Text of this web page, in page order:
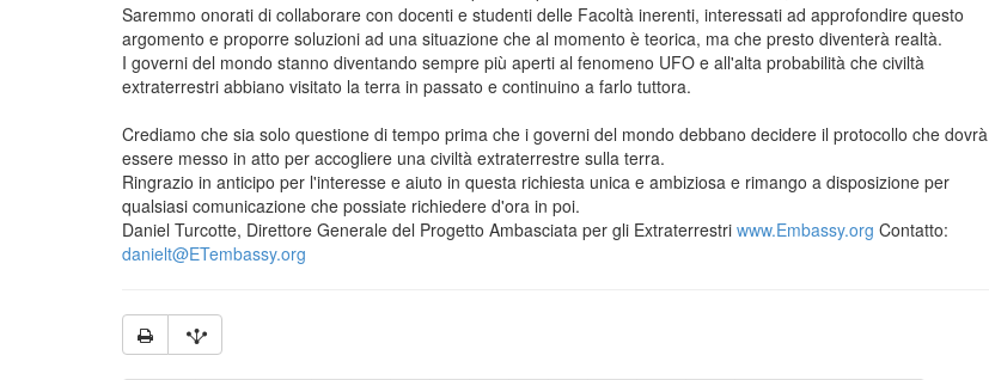
Saremmo onorati di collaborare con docenti e studenti delle Facoltà inerenti, interessati ad approfondire questo
argomento e proporre soluzioni ad una situazione che al momento è teorica, ma che presto diventerà realtà.
I governi del mondo stanno diventando sempre più aperti al fenomeno UFO e all'alta probabilità che civiltà
extraterrestri abbiano visitato la terra in passato e continuino a farlo tuttora.
Crediamo che sia solo questione di tempo prima che i governi del mondo debbano decidere il protocollo che dovrà
essere messo in atto per accogliere una civiltà extraterrestre sulla terra.
Ringrazio in anticipo per l'interesse e aiuto in questa richiesta unica e ambiziosa e rimango a disposizione per
qualsiasi comunicazione che possiate richiedere d'ora in poi.
Daniel Turcotte, Direttore Generale del Progetto Ambasciata per gli Extraterrestri www.Embassy.org Contatto:
@